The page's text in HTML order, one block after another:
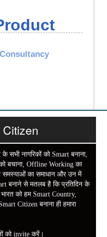
सभी नागरिकों को Smart बनाना,
बचाना, Offline Working का
का समाधान और उन में
बनाने से मतलब है कि प्रतिदिन के
को हम Smart Country,
Citizen बनाना ही हमारा
को invite करें।